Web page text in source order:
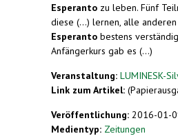
Esperanto zu leben. Fünf
diese (...) lernen, alle
Esperanto bestens
Anfängerkurs gab es (...)
Veranstaltung: LUMINESK-
Link zum Artikel:
Veröffentlichung: 2016-01-
Medientyp: Zeitungen